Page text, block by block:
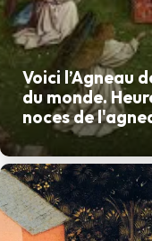
Voici l’Agneau
du monde.
noces de